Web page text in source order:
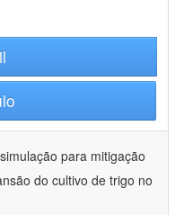
para mitigação
do cultivo de trigo no